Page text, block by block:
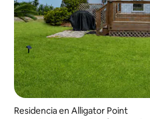
Residencia en Alligator Point